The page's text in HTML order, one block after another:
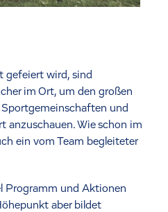
gefeiert wird, sind
im Ort, um den großen
und
anzuschauen. Wie schon im
ein vom Team begleiteter
Programm und Aktionen
aber bildet